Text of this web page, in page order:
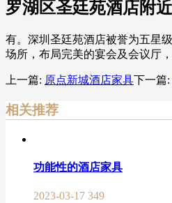
罗湖区圣廷苑酒店附
有。深圳圣廷苑酒店被誉为五星
场所，布局完美的宴会及会议厅
上一篇: 原点新城酒店家具下一篇:
相关推荐
功能性的酒店家具
2023-03-17 349